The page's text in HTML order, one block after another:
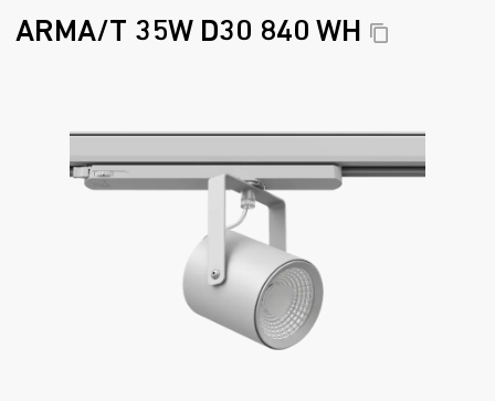
ARMA/T 35W D30 840 WH